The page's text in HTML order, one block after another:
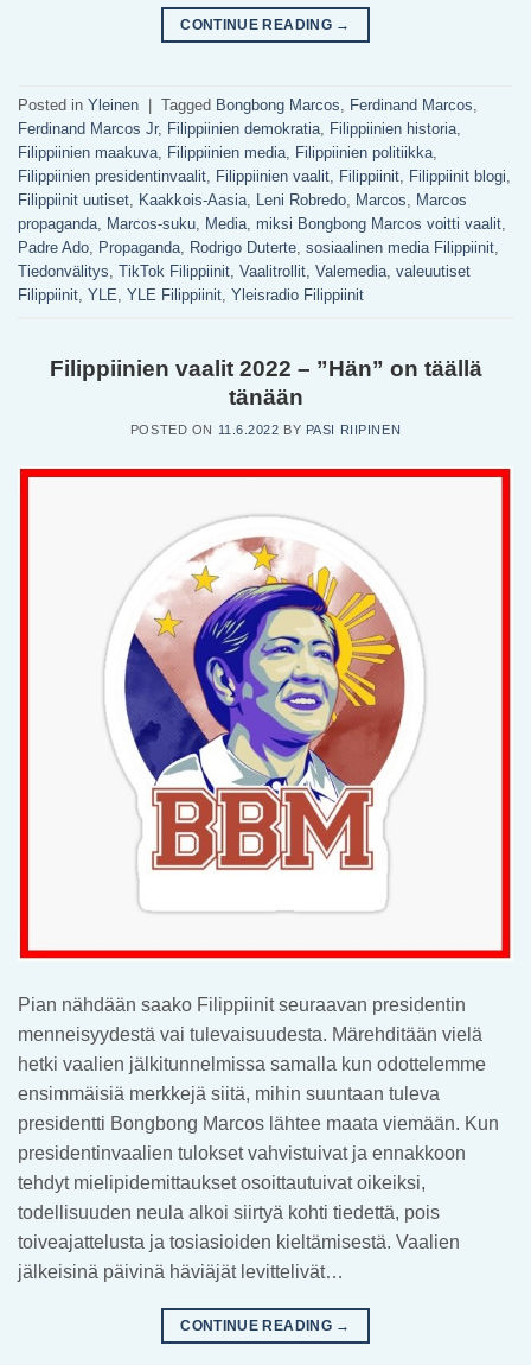
CONTINUE READING →
Posted in Yleinen Tagged Bongbong Marcos, Ferdinand Marcos,
Ferdinand Marcos Jr, Filippiinien demokratia, Filippiinien historia,
Filippiinien maakuva, Filippiinien media, Filippiinien politiikka,
Filippiinien presidentinvaalit, Filippiinien vaalit, Filippiinit, Filippiinit blogi,
Filippiinit uutiset, Kaakkois-Aasia, Leni Robredo, Marcos, Marcos
propaganda, Marcos-suku, Media, miksi Bongbong Marcos voitti vaalit,
Padre Ado, Propaganda, Rodrigo Duterte, sosiaalinen media Filippiinit,
Tiedonvälitys, TikTok Filippiinit, Vaalitrollit, Valemedia, valeuutiset
Filippiinit, YLE, YLE Filippiinit, Yleisradio Filippiinit
Filippiinien vaalit 2022 – ”Hän” on täällä
tänään
POSTED ON 11.6.2022 BY PASI RIIPINEN
Pian nähdään saako Filippiinit seuraavan presidentin
menneisyydestä vai tulevaisuudesta. Märehditään vielä
hetki vaalien jälkitunnelmissa samalla kun odottelemme
ensimmäisiä merkkejä siitä, mihin suuntaan tuleva
presidentti Bongbong Marcos lähtee maata viemään. Kun
presidentinvaalien tulokset vahvistuivat ja ennakkoon
tehdyt mielipidemittaukset osoittautuivat oikeiksi,
todellisuuden neula alkoi siirtyä kohti tiedettä, pois
toiveajattelusta ja tosiasioiden kieltämisestä. Vaalien
jälkeisinä päivinä häviäjät levittelivät…
CONTINUE READING →